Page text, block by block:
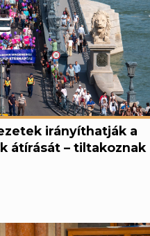
irányíthatják a
átírását – tiltakoznak